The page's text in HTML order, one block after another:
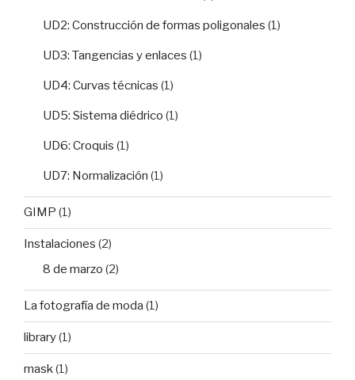
UD2: Construcción de formas poligonales (1)
UD3: Tangencias y enlaces (1)
UD4: Curvas técnicas (1)
UD5: Sistema diédrico (1)
UD6: Croquis (1)
UD7: Normalización (1)
GIMP (1)
Instalaciones (2)
8 de marzo (2)
La fotografía de moda (1)
library(1)
mask(1)